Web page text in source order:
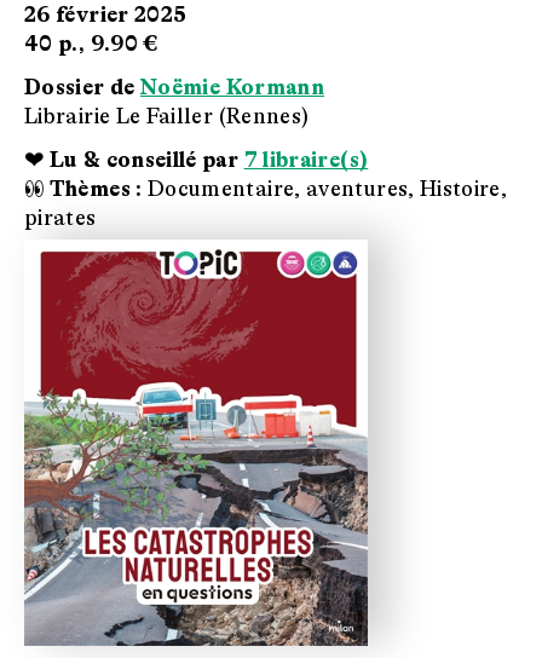
26 février 2025
40 p., 9.90 €
Dossier de Noëmie Kormann
Librairie Le Failler (Rennes)
❤ Lu & conseillé par 7 libraire(s)
👀 Thèmes : Documentaire, aventures, Histoire,
pirates